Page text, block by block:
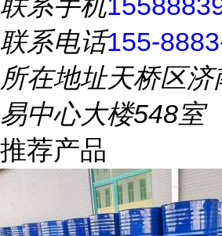
联系电话155-
所在地址天桥区济
易中心大楼548室
推荐产品